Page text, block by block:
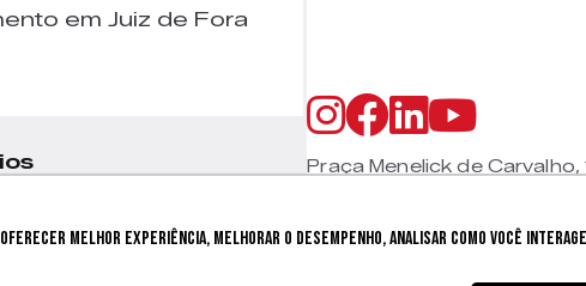
melhor experiência, melhorar o desempenho, analisar como você
em Juiz de Fora
Praça Menelick de